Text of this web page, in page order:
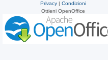
Privacy | Condizioni
Ottieni OpenOffice